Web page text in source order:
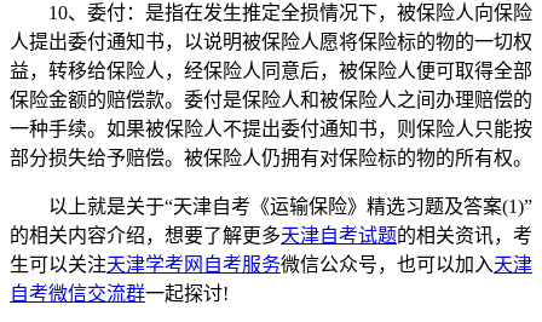
10、委付：是指在发生推定全损情况下，被保险人向保险
人提出委付通知书，以说明被保险人愿将保险标的物的一切权
益，转移给保险人，经保险人同意后，被保险人便可取得全部
保险金额的赔偿款。委付是保险人和被保险人之间办理赔偿的
一种手续。如果被保险人不提出委付通知书，则保险人只能按
部分损失给予赔偿。被保险人仍拥有对保险标的物的所有权。
以上就是关于“天津自考《运输保险》精选习题及答案(1)”
的相关内容介绍，想要了解更多天津自考试题的相关资讯，考
生可以关注天津学考网自考服务微信公众号，也可以加入天津
自考微信交流群一起探讨!